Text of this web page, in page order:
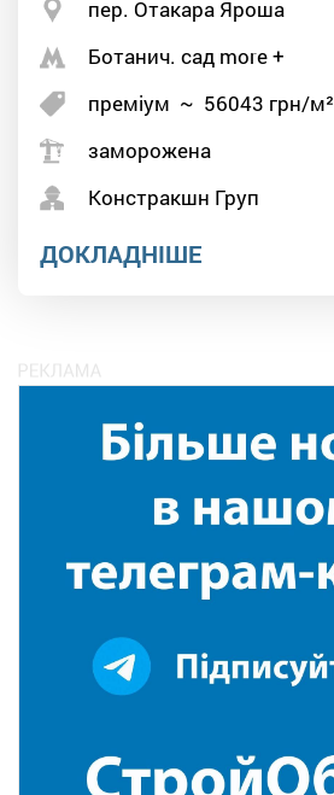
пер. Отакара Яроша
Ботанич. сад more +
преміум ~ 56043 грн/м²
заморожена
Констракшн Груп
ДОКЛАДНІШЕ